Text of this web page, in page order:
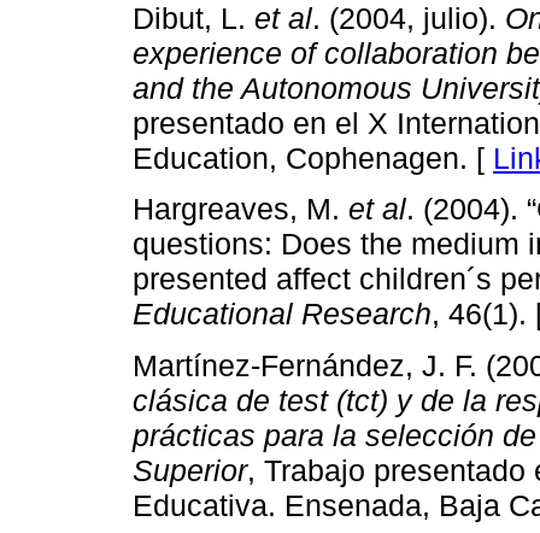
Dibut, L. et al. (2004, julio).
experience of collaboration
and the Autonomous
presentado en el X
Education, Cophenagen. [
Hargreaves, M. et al. (2004).
questions: Does the medium
presented affect children´s
Educational Research,
Martínez-Fernández, J. F.
clásica de test (tct) y de la
prácticas para la selección
Superior, Trabajo presentado
Educativa. Ensenada, Baja